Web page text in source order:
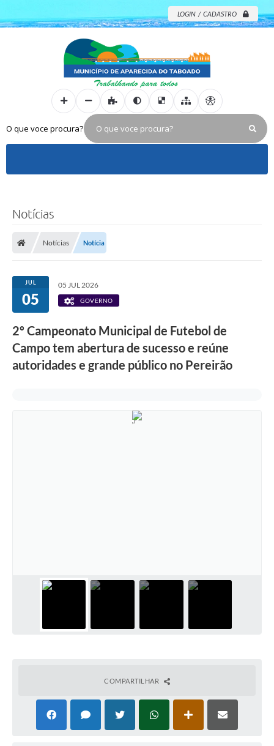
LOGIN / CADASTRO
O que voce procura?
Notícias
Notícias Notícia
JUL
05
05 JUL 2026
GOVERNO
2º Campeonato Municipal de Futebol de
Campo tem abertura de sucesso e reúne
autoridades e grande público no Pereirão
COMPARTILHAR